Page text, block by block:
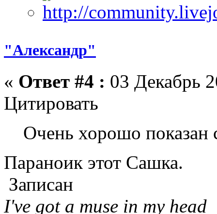
"Александр"
« Ответ #4 : 03 Декабрь
Цитировать
Очень хорошо показан
Параноик этот Сашка.
Записан
I've got a muse in my head